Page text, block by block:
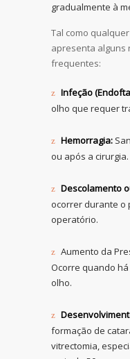
gradualmente à
Tal como
apresenta alguns
frequentes:
Infeção
olho que requer
Hemorragia:
ou após a cirurgia.
Descolamento
ocorrer durante o
operatório.
Aumento da
Ocorre quando
olho.
formação de
vitrectomia,